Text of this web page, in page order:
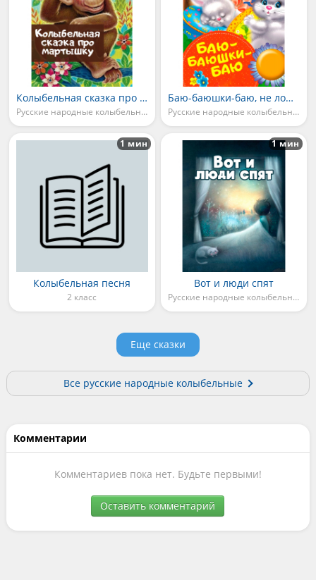
Колыбельная сказка про мартышку
Русские народные колыбельные
Баю-баюшки-баю, не ложися на краю
Русские народные колыбельные
Колыбельная песня
2 класс
1 мин
Вот и люди спят
Русские народные колыбельные
1 мин
Еще сказки
Все русские народные колыбельные
Комментарии
Комментариев пока нет. Будьте первыми!
Оставить комментарий